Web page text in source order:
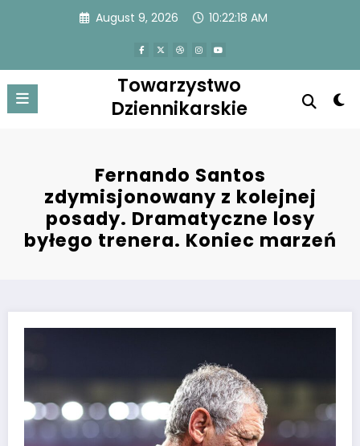
August 9, 2026 10:22:18 AM
Towarzystwo
Dziennikarskie
Fernando Santos
zdymisjonowany z kolejnej
posady. Dramatyczne losy
byłego trenera. Koniec marzeń